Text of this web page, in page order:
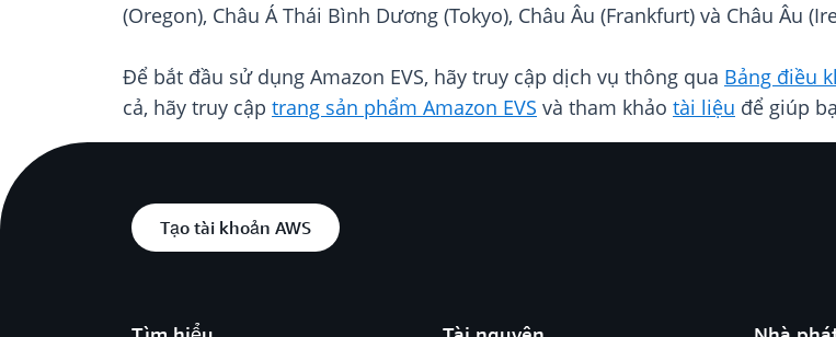
(Oregon), Châu Á Thái Bình Dương (Tokyo), Châu Âu (Frankfurt) và Châu Âu
Để bắt đầu sử dụng Amazon EVS, hãy truy cập dịch vụ thông qua Bảng điều
cả, hãy truy cập trang sản phẩm Amazon EVS và tham khảo tài liệu để giúp
Tạo tài khoản AWS